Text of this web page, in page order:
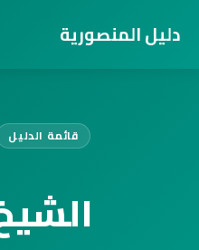
دليل المنصورية
قائمة الدليل